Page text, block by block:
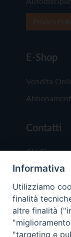
E-Shop
Vendita
Contatti
Chi Siamo
Redazione
Scrivici
Informativa
Utilizziamo
finalità
altre finalità
"targeting e